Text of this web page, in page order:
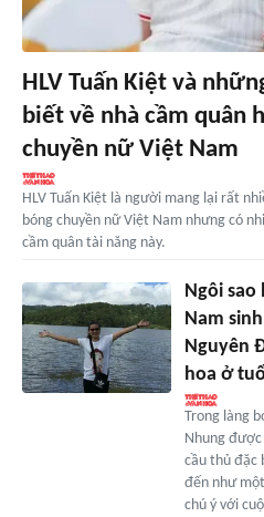
HLV Tuấn Kiệt và
biết về nhà cầm quân
chuyền nữ Việt Nam
HLV Tuấn Kiệt là người mang lại rất
bóng chuyền nữ Việt Nam nhưng có
cầm quân tài năng này.
Ngôi
Nam
Nguyên
hoa ở
Trong làng
Nhung
cầu thủ đặc
đến như
chú ý với